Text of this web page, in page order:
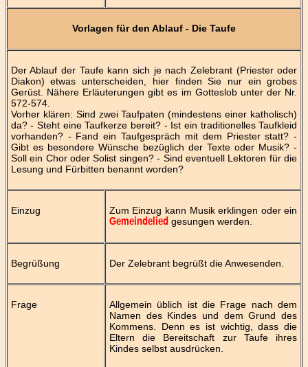
Vorlagen für den Ablauf - Die Taufe
Der Ablauf der Taufe kann sich je nach Zelebrant (Priester oder
Diakon) etwas unterscheiden, hier finden Sie nur ein grobes
Gerüst. Nähere Erläuterungen gibt es im Gotteslob unter der Nr.
572-574.
Vorher klären: Sind zwei Taufpaten (mindestens einer katholisch)
da? - Steht eine Taufkerze bereit? - Ist ein traditionelles Taufkleid
vorhanden? - Fand ein Taufgespräch mit dem Priester statt? -
Gibt es besondere Wünsche bezüglich der Texte oder Musik? -
Soll ein Chor oder Solist singen? - Sind eventuell Lektoren für die
Lesung und Fürbitten benannt worden?
Einzug Zum Einzug kann Musik erklingen oder ein
Gemeindelied gesungen werden.
Begrüßung Der Zelebrant begrüßt die Anwesenden.
Frage
Allgemein üblich ist die Frage nach dem
Namen des Kindes und dem Grund des
Kommens. Denn es ist wichtig, dass die
Eltern die Bereitschaft zur Taufe ihres
Kindes selbst ausdrücken.